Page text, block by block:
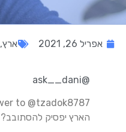
אפריל 26, 2021 ארץ,
@ask__dani
הארץ יפסיק להסתובב?